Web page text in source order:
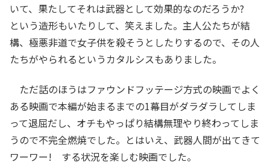
いて、果たしてそれは武器として効果的なのだろうか?
という造形もいたりして、笑えました。主人公たちが結
構、極悪非道で女子供を殺そうとしたりするので、その人
たちがやられるというカタルシスもありました。
ただ話のほうはファウンドフッテージ方式の映画でよく
ある映画で本編が始まるまでの1幕目がダラダラしてしま
って退屈だし、オチもやっぱり結構無理やり終わってしま
うので不完全燃焼でした。とはいえ、武器人間が出てきて
ワーワー! する状況を楽しむ映画でした。